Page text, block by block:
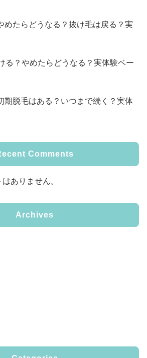
めたらどうなる？抜け毛は戻る？実
る？やめたらどうなる？実体験ベー
期脱毛はある？いつまで続く？実体
Comments
ありません。
Archives